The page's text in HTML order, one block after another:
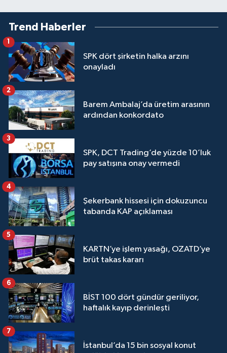
Trend Haberler
SPK dört şirketin halka arzını
onayladı
Barem Ambalaj’da üretim arasının
ardından konkordato
2
SPK, DCT Trading’de yüzde 10’luk
pay satışına onay vermedi
3
Şekerbank hissesi için dokuzuncu
tabanda KAP açıklaması
4
KARTN’ye işlem yasağı, OZATD’ye
brüt takas kararı
5
BİST 100 dört gündür geriliyor,
haftalık kayıp derinleşti
6
İstanbul’da 15 bin sosyal konut
7